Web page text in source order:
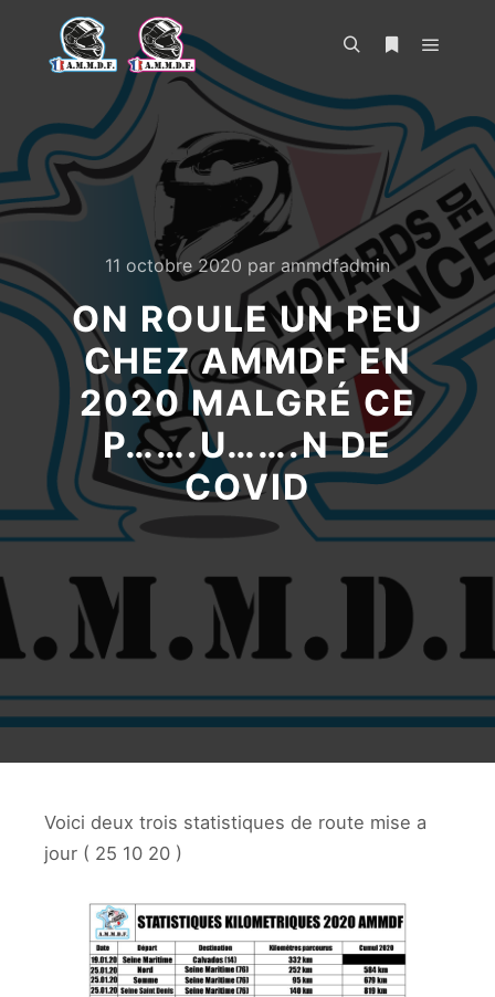
11 octobre 2020 parammdfadmin
ON ROULE UN PEU
CHEZ AMMDF EN
2020 MALGRÉ CE
P…….U…….N DE
COVID
Voici deux trois statistiques de route mise a
jour ( 25 10 20 )